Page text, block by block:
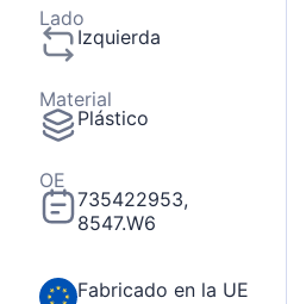
Lado
Izquierda
Material
Plástico
OE
735422953,
8547.W6
Fabricado en la UE